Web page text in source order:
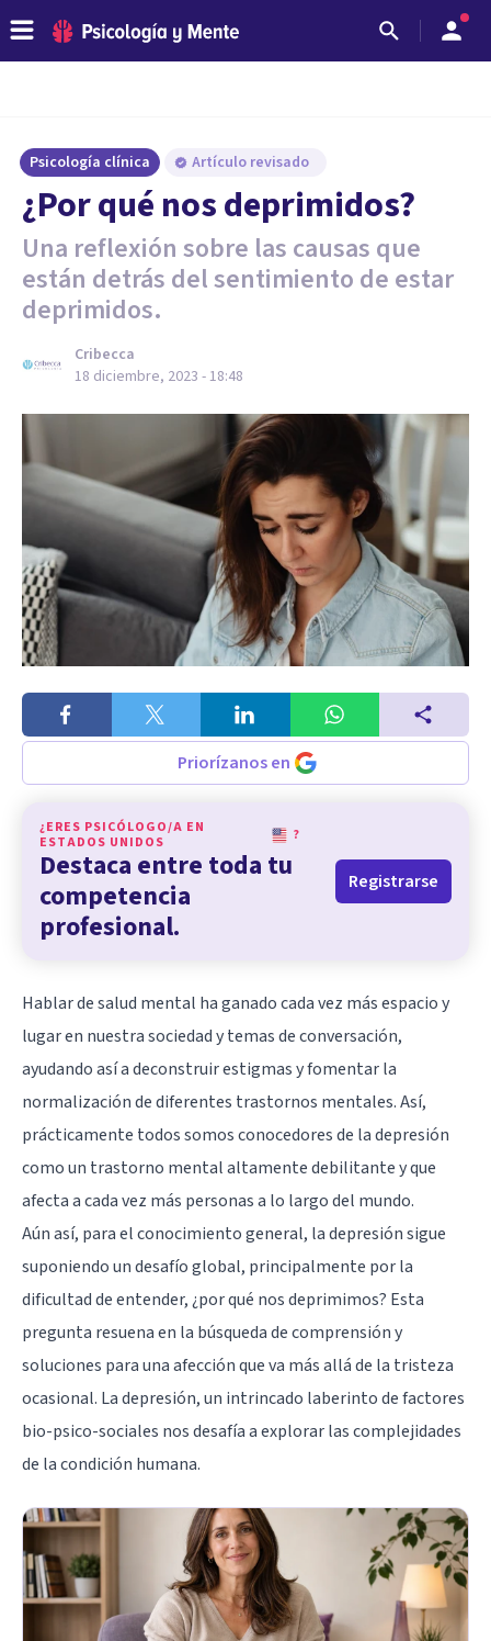
Psicología clínica Artículo revisado
¿Por qué nos deprimidos?
Una reflexión sobre las causas que
están detrás del sentimiento de estar
deprimidos.
Cribecca
18 diciembre, 2023 - 18:48
Priorízanos en
¿ERES PSICÓLOGO/A EN
ESTADOS UNIDOS
?
Destaca entre toda tu
competencia
profesional.
Registrarse
Hablar de salud mental ha ganado cada vez más espacio y
lugar en nuestra sociedad y temas de conversación,
ayudando así a deconstruir estigmas y fomentar la
normalización de diferentes trastornos mentales. Así,
prácticamente todos somos conocedores de ladepresión
como un trastorno mental altamente debilitante y que
afecta a cada vez más personas a lo largo del mundo.
Aún así, para el conocimiento general, la depresión sigue
suponiendo un desafío global, principalmente por la
dificultad de entender, ¿por qué nos deprimimos? Esta
pregunta resuena en la búsqueda de comprensión y
soluciones para una afección que va más allá de la tristeza
ocasional. La depresión, un intrincado laberinto de factores
bio-psico-sociales nos desafía a explorar las complejidades
de la condición humana.